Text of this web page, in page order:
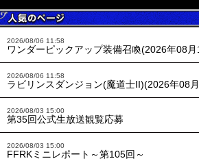
2026/08/06 11:58
ワンダーピックアップ装備召喚(2026年08
2026/08/06 11:58
ラビリンスダンジョン(魔道士II)(2026年08
2026/08/03 15:00
第35回公式生放送観覧応募
2026/08/03 15:00
FFRKミニレポート～第105回～